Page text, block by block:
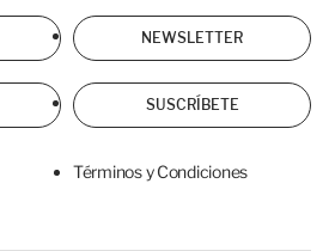
NEWSLETTER
SUSCRÍBETE
Términos y Condiciones